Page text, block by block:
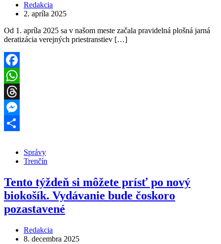
Redakcia
2. apríla 2025
Od 1. apríla 2025 sa v našom meste začala pravidelná plošná jarná
deratizácia verejných priestranstiev […]
Facebook
WhatsApp
Threads
Messenger
Správy
Trenčín
Tento týždeň si môžete prísť po nový
biokošík. Vydávanie bude čoskoro
pozastavené
Redakcia
8. decembra 2025